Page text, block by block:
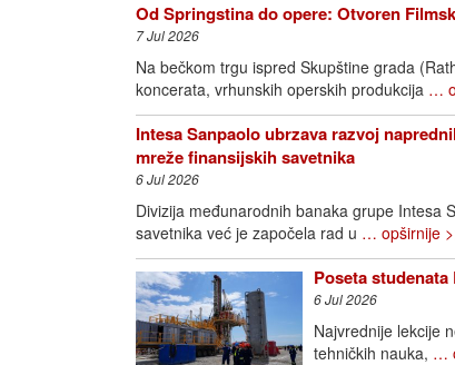
Od Springstina do opere: Otvoren
7 Jul 2026
Na bečkom trgu ispred Skupštine grada
koncerata, vrhunskih operskih produkcija …
Intesa Sanpaolo ubrzava razvoj
mreže finansijskih savetnika
6 Jul 2026
Divizija međunarodnih banaka grupe Intesa
savetnika već je započela rad u … opširnije
Poseta
6 Jul 2026
Najvrednije lekcije
tehničkih nauka, …